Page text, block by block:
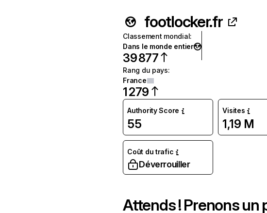
footlocker.fr
Classement mondial:
Dans le monde entier
39 877
Rang du pays:
France
1 279
Authority Score
55
Visites
1,19 M
Coût du trafic
Déverrouiller
Attends ! Prenons un